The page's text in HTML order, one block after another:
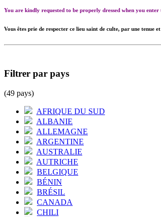
You are kindly requested to be properly dressed when you
Vous êtes prie de respecter ce lieu saint de culte, par une tenue
Filtrer par pays
(49 pays)
AFRIQUE DU SUD
ALBANIE
ALLEMAGNE
ARGENTINE
AUSTRALIE
AUTRICHE
BELGIQUE
BÉNIN
BRÉSIL
CANADA
CHILI